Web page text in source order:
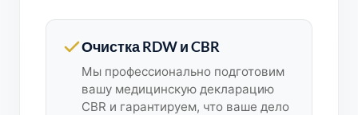
Очистка RDW и CBR
Мы профессионально подготовим
вашу медицинскую декларацию
CBR и гарантируем, что ваше дело